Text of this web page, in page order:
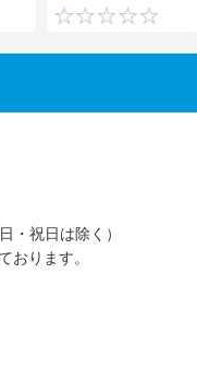
0
・祝日は除く）
おります。